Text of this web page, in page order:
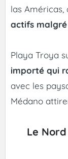
las Américas,
actifs
Playa Troya
importé qui
avec les
Médano
Le